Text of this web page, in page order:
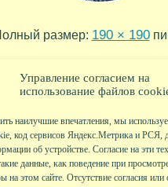
Управление согласием на
использование файлов
наилучшие впечатления, мы
код сервисов Яндекс.Метрика и РСЯ,
об устройстве. Согласие на эти
данные, как поведение при
на этом сайте. Отсутствие согласия
размер: 190 × 190